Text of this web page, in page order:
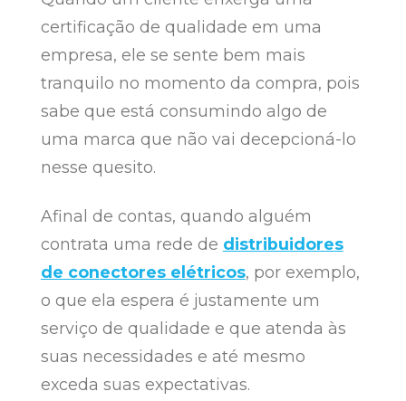
certificação de qualidade em uma
empresa, ele se sente bem mais
tranquilo no momento da compra, pois
sabe que está consumindo algo de
uma marca que não vai decepcioná-lo
nesse quesito.
Afinal de contas, quando alguém
contrata uma rede de distribuidores
de conectores elétricos, por exemplo,
o que ela espera é justamente um
serviço de qualidade e que atenda às
suas necessidades e até mesmo
exceda suas expectativas.